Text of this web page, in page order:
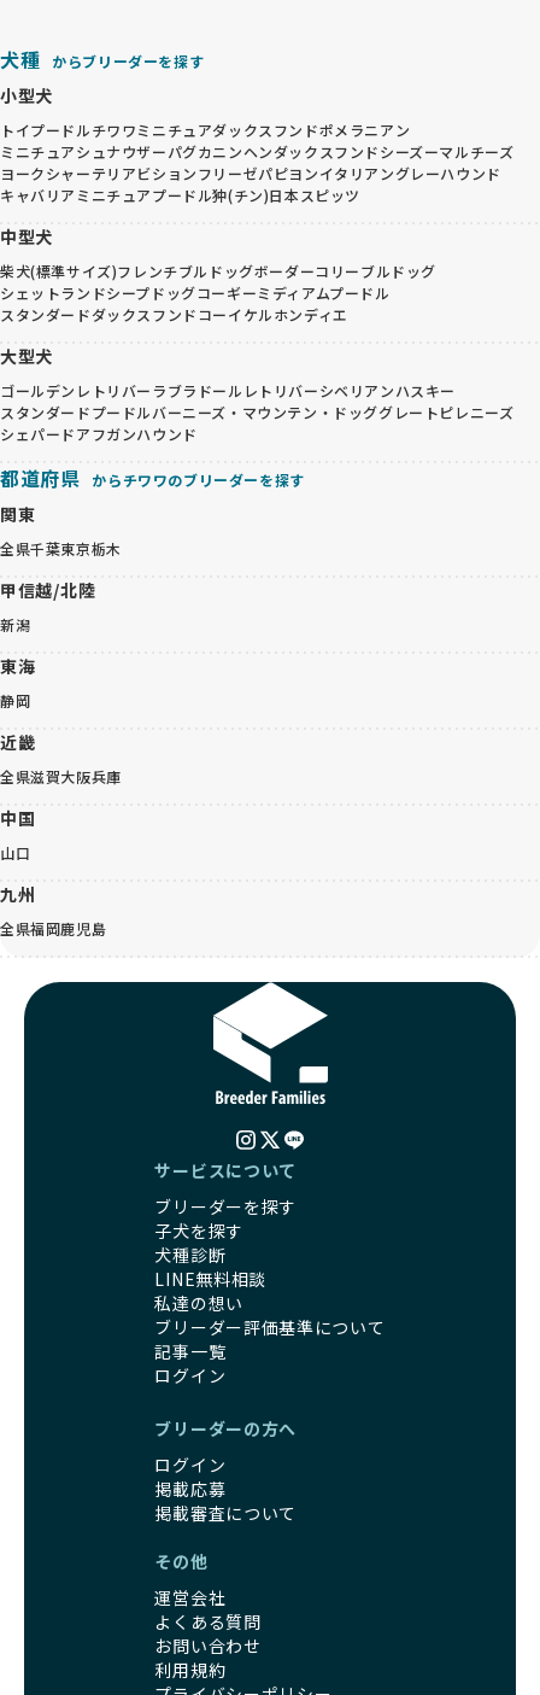
犬種 からブリーダーを探す
小型犬
トイプードルチワワミニチュアダックスフンドポメラニアン
ミニチュアシュナウザーパグカニンヘンダックスフンドシーズーマルチーズ
ヨークシャーテリアビションフリーゼパピヨンイタリアングレーハウンド
キャバリア ミニチュアプードル狆(チン)日本スピッツ
中型犬
柴犬(標準サイズ)フレンチブルドッグボーダーコリーブルドッグ
シェットランドシープドッグコーギーミディアムプードル
スタンダードダックスフンドコーイケルホンディエ
大型犬
ゴールデンレトリバー ラブラドールレトリバーシベリアンハスキー
スタンダードプードルバーニーズ・マウンテン・ドッググレートピレニーズ
シェパードアフガンハウンド
都道府県 からチワワのブリーダーを探す
関東
全県千葉東京栃木
甲信越/北陸
新潟
東海
静岡
近畿
全県滋賀大阪兵庫
中国
山口
九州
全県福岡鹿児島
サービスについて
ブリーダーを探す
子犬を探す
犬種診断
LINE無料相談
私達の想い
ブリーダー評価基準について
記事一覧
ログイン
ブリーダーの方へ
ログイン
掲載応募
掲載審査について
その他
運営会社
よくある質問
お問い合わせ
利用規約